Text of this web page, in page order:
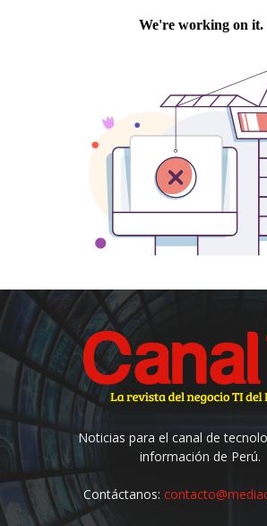
Noticias para el canal de
información de Perú.
Contáctanos: